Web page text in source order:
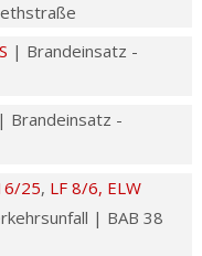
| Brandeinsatz -
| Brandeinsatz -
25, LF 8/6, ELW
| BAB 38